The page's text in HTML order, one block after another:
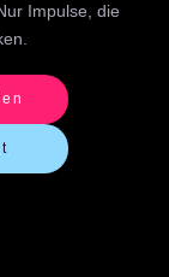
Impulse, die